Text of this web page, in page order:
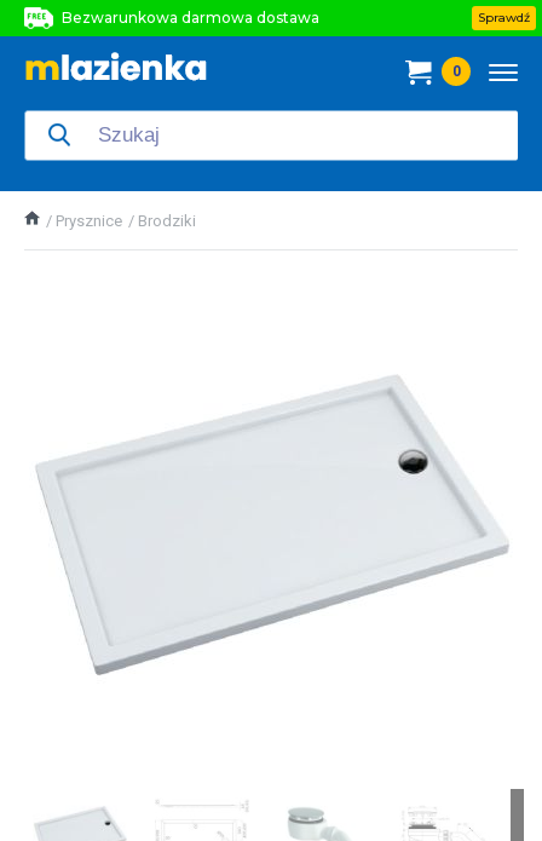
Bezwarunkowa darmowa dostawa
Bezwarunkowa darmowa dostawa
Sprawdź
0
Prysznice Brodziki